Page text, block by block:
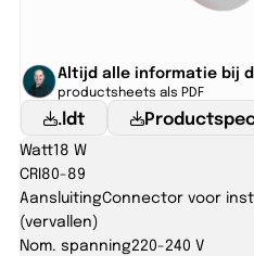
Altijd alle informatie bij
productsheets als PDF
.ldt
Watt18 W
CRI80-89
AansluitingConnector voor
(vervallen)
Nom. spanning220-240 V